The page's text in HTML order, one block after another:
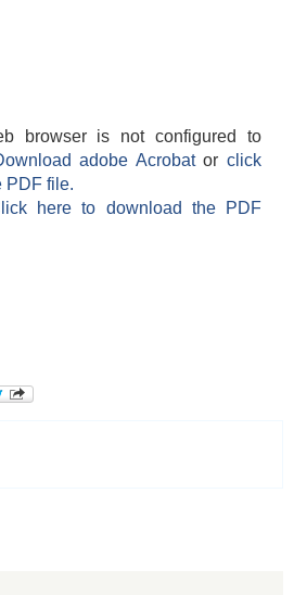
browser is not configured to
adobe Acrobatorclick
PDF file.
here to download the PDF